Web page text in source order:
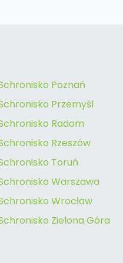
Poznań
Przemyśl
Radom
Rzeszów
Toruń
Warszawa
Wrocław
Zielona Góra